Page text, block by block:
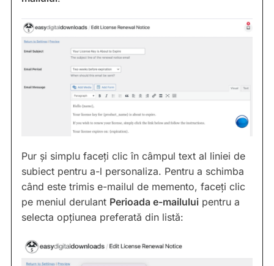
Pur și simplu faceți clic în câmpul text al liniei de
subiect pentru a-l personaliza. Pentru a schimba
când este trimis e-mailul de memento, faceți clic
pe meniul derulant Perioada e-mailului pentru a
selecta opțiunea preferată din listă: